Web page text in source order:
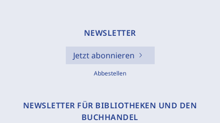
NEWSLETTER
Jetzt abonnieren
Abbestellen
NEWSLETTER FÜR BIBLIOTHEKEN UND DEN
BUCHHANDEL